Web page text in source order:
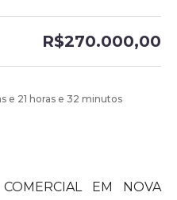
R$270.000,00
e 21 horas e 32 minutos
EM NOVA